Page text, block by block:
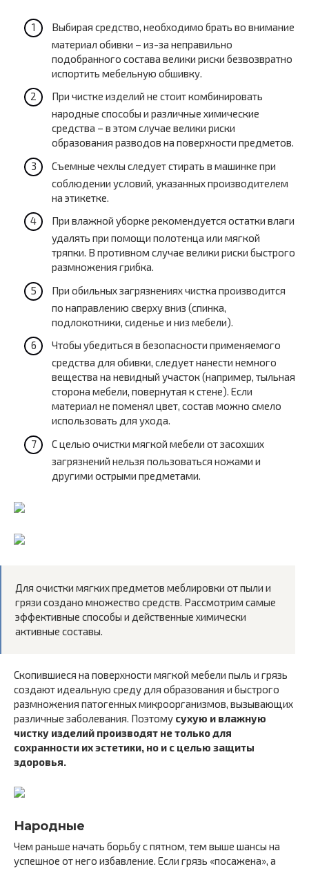
Выбирая средство, необходимо брать во внимание
материал обивки – из-за неправильно
подобранного состава велики риски безвозвратно
испортить мебельную обшивку.
При чистке изделий не стоит комбинировать
народные способы и различные химические
средства – в этом случае велики риски
образования разводов на поверхности предметов.
Съемные чехлы следует стирать в машинке при
соблюдении условий, указанных производителем
на этикетке.
При влажной уборке рекомендуется остатки влаги
удалять при помощи полотенца или мягкой
тряпки. В противном случае велики риски быстрого
размножения грибка.
При обильных загрязнениях чистка производится
по направлению сверху вниз (спинка,
подлокотники, сиденье и низ мебели).
Чтобы убедиться в безопасности применяемого
средства для обивки, следует нанести немного
вещества на невидный участок (например, тыльная
сторона мебели, повернутая к стене). Если
материал не поменял цвет, состав можно смело
использовать для ухода.
С целью очистки мягкой мебели от засохших
загрязнений нельзя пользоваться ножами и
другими острыми предметами.
Для очистки мягких предметов меблировки от пыли и
грязи создано множество средств. Рассмотрим самые
эффективные способы и действенные химически
активные составы.
Скопившиеся на поверхности мягкой мебели пыль и грязь
создают идеальную среду для образования и быстрого
размножения патогенных микроорганизмов, вызывающих
различные заболевания. Поэтому сухую и влажную
чистку изделий производят не только для
сохранности их эстетики, но и с целью защиты
здоровья.
Народные
Чем раньше начать борьбу с пятном, тем выше шансы на
успешное от него избавление. Если грязь «посажена», а